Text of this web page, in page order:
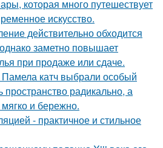
которая много путешествует
искусство.
действительно обходится
заметно повышает
при продаже или сдаче.
катч выбрали особый
пространство радикально, а
и бережно.
- практичное и стильное